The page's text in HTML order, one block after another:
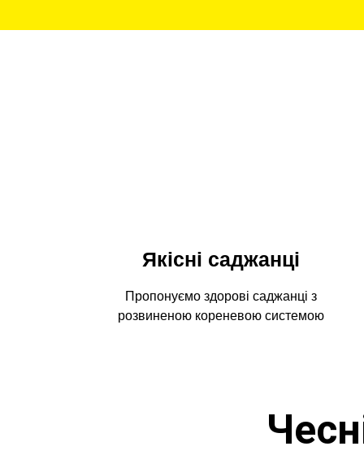
Пропонуємо здорові саджанці з
розвиненою кореневою системою
Якісні саджанці